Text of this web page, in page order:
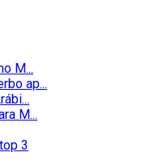
M...
ap...
M...
3